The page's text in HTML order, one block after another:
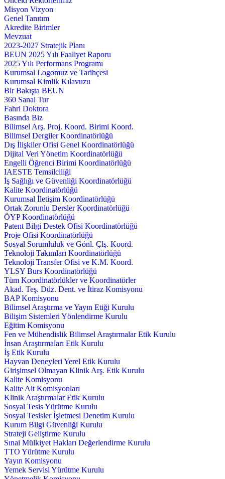
Misyon Vizyon
Genel Tanıtım
Akredite Birimler
Mevzuat
2023-2027 Stratejik Planı
BEUN 2025 Yılı Faaliyet Raporu
2025 Yılı Performans Programı
Kurumsal Logomuz ve Tarihçesi
Kurumsal Kimlik Kılavuzu
Bir Bakışta BEUN
360 Sanal Tur
Fahri Doktora
Basında Biz
Bilimsel Arş. Proj. Koord. Birimi Koord.
Bilimsel Dergiler Koordinatörlüğü
Dış İlişkiler Ofisi Genel Koordinatörlüğü
Dijital Veri Yönetim Koordinatörlüğü
Engelli Öğrenci Birimi Koordinatörlüğü
IAESTE Temsilciliği
İş Sağlığı ve Güvenliği Koordinatörlüğü
Kalite Koordinatörlüğü
Kurumsal İletişim Koordinatörlüğü
Ortak Zorunlu Dersler Koordinatörlüğü
ÖYP Koordinatörlüğü
Patent Bilgi Destek Ofisi Koordinatörlüğü
Proje Ofisi Koordinatörlüğü
Sosyal Sorumluluk ve Gönl. Çlş. Koord.
Teknoloji Takımları Koordinatörlüğü
Teknoloji Transfer Ofisi ve K.M. Koord.
YLSY Burs Koordinatörlüğü
Tüm Koordinatörlükler ve Koordinatörler
Akad. Teş. Düz. Dent. ve İtiraz Komisyonu
BAP Komisyonu
Bilimsel Araştırma ve Yayın Etiği Kurulu
Bilişim Sistemleri Yönlendirme Kurulu
Eğitim Komisyonu
Fen ve Mühendislik Bilimsel Araştırmalar Etik Kurulu
İnsan Araştırmaları Etik Kurulu
İş Etik Kurulu
Hayvan Deneyleri Yerel Etik Kurulu
Girişimsel Olmayan Klinik Arş. Etik Kurulu
Kalite Komisyonu
Kalite Alt Komisyonları
Klinik Araştırmalar Etik Kurulu
Sosyal Tesis Yürütme Kurulu
Sosyal Tesisler İşletmesi Denetim Kurulu
Kurum Bilgi Güvenliği Kurulu
Strateji Geliştirme Kurulu
Sınai Mülkiyet Hakları Değerlendirme Kurulu
TTO Yürütme Kurulu
Yayın Komisyonu
Yemek Servisi Yürütme Kurulu